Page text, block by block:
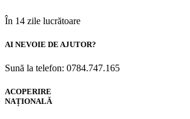
În 14 zile lucrătoare
AI NEVOIE DE AJUTOR?
Sună la telefon: 0784.747.165
ACOPERIRE
NAȚIONALĂ